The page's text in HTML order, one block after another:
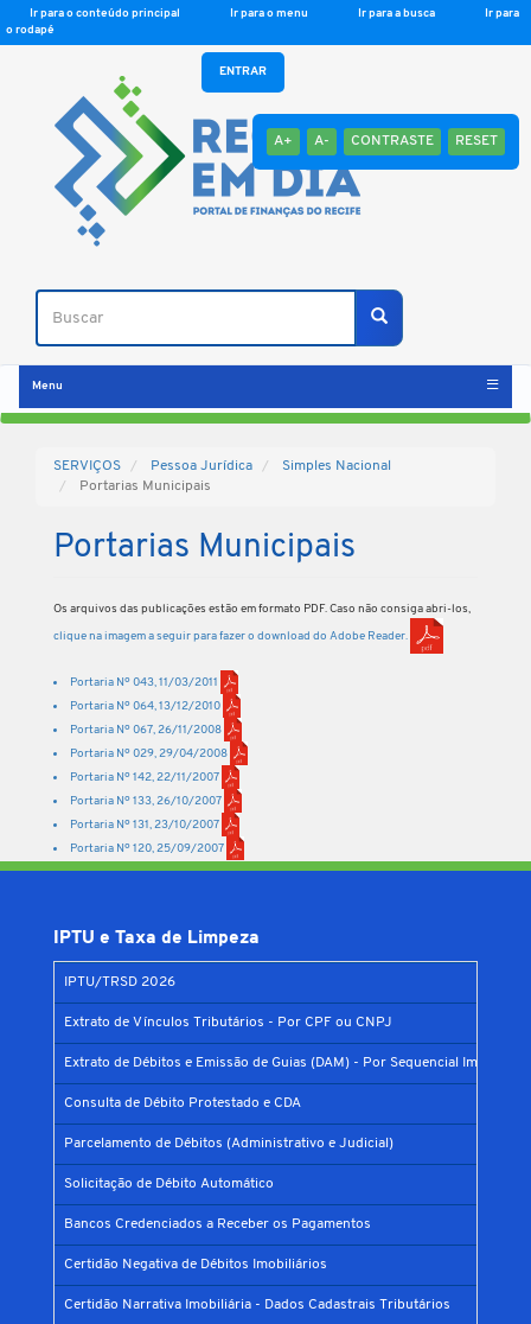
Ir para o conteúdo principal Ir para o menu Ir para a busca
Ir para
o rodapé
A+ A- CONTRASTE RESET
Buscar
Buscar
ENTRAR
Menu
SERVIÇOS Pessoa Jurídica
Simples Nacional
Portarias Municipais
Portarias Municipais
Os arquivos das publicações estão em formato PDF. Caso não consiga abri-los,
clique na imagem a seguir para fazer o download do Adobe Reader.
Portaria Nº 043, 11/03/2011
Portaria Nº 064, 13/12/2010
Portaria Nº 067, 26/11/2008
Portaria Nº 029, 29/04/2008
Portaria Nº 142, 22/11/2007
Portaria Nº 133, 26/10/2007
Portaria Nº 131, 23/10/2007
Portaria Nº 120, 25/09/2007
IPTU e Taxa de Limpeza
IPTU/TRSD 2026
Extrato de Vínculos Tributários - Por CPF ou CNPJ
Extrato de Débitos e Emissão de Guias (DAM) - Por Sequencial Imobiliário
Consulta de Débito Protestado e CDA
Parcelamento de Débitos (Administrativo e Judicial)
Solicitação de Débito Automático
Bancos Credenciados a Receber os Pagamentos
Certidão Negativa de Débitos Imobiliários
Certidão Narrativa Imobiliária - Dados Cadastrais Tributários